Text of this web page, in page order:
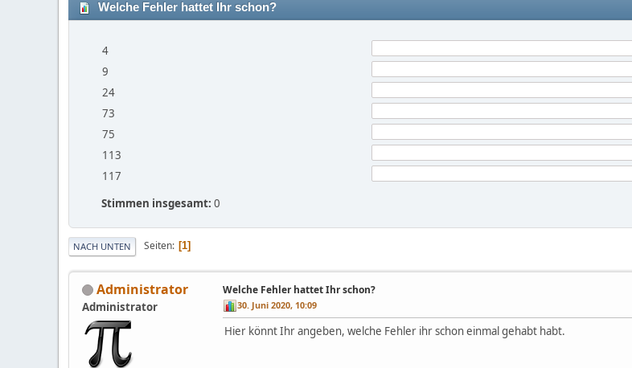
Welche Fehler hattet Ihr schon?
4
9
24
73
75
113
117
Stimmen insgesamt: 0
NACH UNTEN Seiten 1
Administrator
Administrator
Welche Fehler hattet Ihr schon?
30. Juni 2020, 10:09
Hier könnt Ihr angeben, welche Fehler ihr schon einmal gehabt habt.